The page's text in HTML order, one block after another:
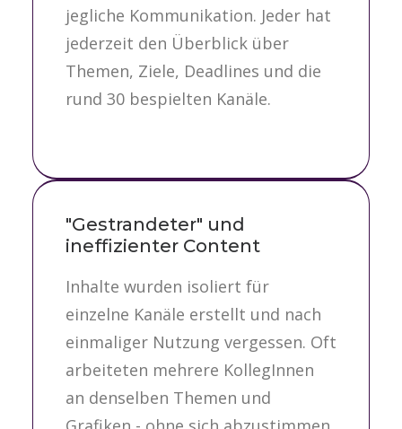
jegliche Kommunikation. Jeder hat
jederzeit den Überblick über
Themen, Ziele, Deadlines und die
rund 30 bespielten Kanäle.
"Gestrandeter" und
ineffizienter Content
Inhalte wurden isoliert für
einzelne Kanäle erstellt und nach
einmaliger Nutzung vergessen. Oft
arbeiteten mehrere KollegInnen
an denselben Themen und